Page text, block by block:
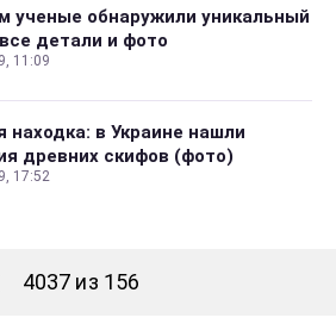
ученые обнаружили уникальный
детали и фото
11:09
находка: в Украине нашли
древних скифов (фото)
17:52
4037 из 156